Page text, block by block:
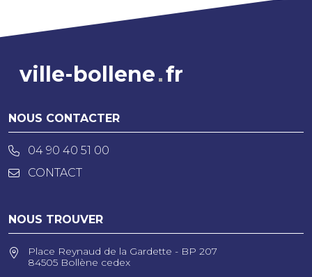
ville-bollene fr
NOUS CONTACTER
04 90 40 51 00
CONTACT
NOUS TROUVER
Place Reynaud de la Gardette - BP 207
84505 Bollène cedex